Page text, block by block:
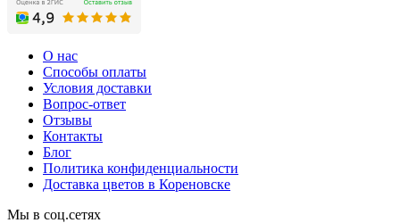
О нас
Способы оплаты
Условия доставки
Вопрос-ответ
Отзывы
Контакты
Блог
Политика конфиденциальности
Доставка цветов в Кореновске
Мы в соц.сетях